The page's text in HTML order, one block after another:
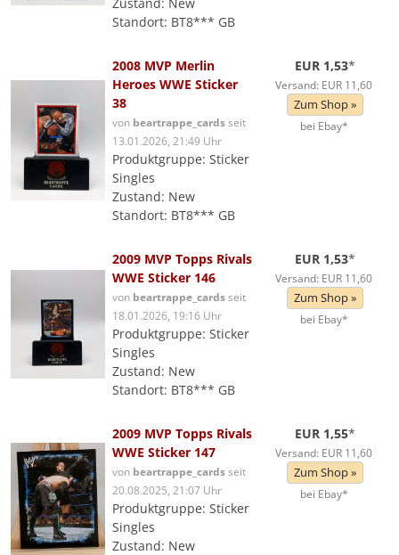
Standort: BT8*** GB
2008 MVP Merlin
Heroes WWE Sticker
38
von beartrappe_cardsseit
13.01.2026, 21:49 Uhr
Produktgruppe: Sticker
Singles
Zustand: New
Standort: BT8*** GB
EUR 1,53*
Versand: EUR 11,60
Zum Shop »
bei Ebay*
2009 MVP Topps Rivals
WWE Sticker 146
von beartrappe_cardsseit
18.01.2026, 19:16 Uhr
Produktgruppe: Sticker
Singles
Zustand: New
Standort: BT8*** GB
EUR 1,53*
Versand: EUR 11,60
Zum Shop »
bei Ebay*
2009 MVP Topps Rivals
WWE Sticker 147
von beartrappe_cardsseit
20.08.2025, 21:07 Uhr
Produktgruppe: Sticker
Singles
Zustand: New
EUR 1,55*
Versand: EUR 11,60
Zum Shop »
bei Ebay*